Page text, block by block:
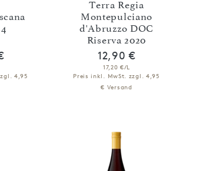
4,95
Terra Regia
Montepulciano
d'Abruzzo DOC
Riserva 2020
12,90 €
17,20 €/L
Preis inkl. MwSt. zzgl. 4,95
€ Versand